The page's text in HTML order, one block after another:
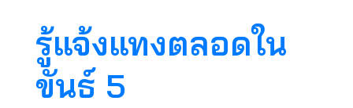
รู้แจ้งแทงตลอดใน
ขันธ์ 5